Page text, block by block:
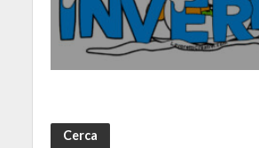
Cerca